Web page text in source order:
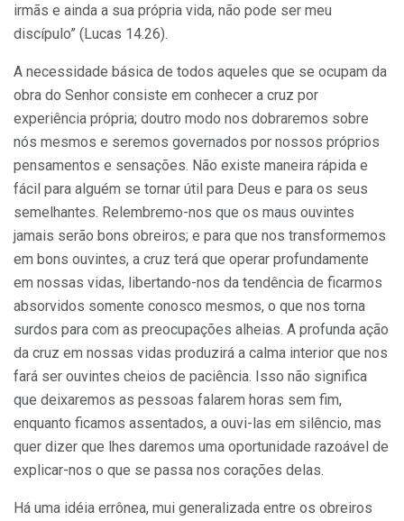
irmãs e ainda a sua própria vida, não pode ser meu
discípulo” (Lucas 14.26).
A necessidade básica de todos aqueles que se ocupam da
obra do Senhor consiste em conhecer a cruz por
experiência própria; doutro modo nos dobraremos sobre
nós mesmos e seremos governados por nossos próprios
pensamentos e sensações. Não existe maneira rápida e
fácil para alguém se tornar útil para Deus e para os seus
semelhantes. Relembremo-nos que os maus ouvintes
jamais serão bons obreiros; e para que nos transformemos
em bons ouvintes, a cruz terá que operar profundamente
em nossas vidas, libertando-nos da ten­dência de ficarmos
absorvidos somente conosco mesmos, o que nos torna
surdos para com as preocupações alheias. A profunda ação
da cruz em nossas vidas pro­duzirá a calma interior que nos
fará ser ouvintes cheios de paciência. Isso não significa
que deixaremos as pessoas falarem horas sem fim,
enquanto ficamos assen­tados, a ouvi-las em silêncio, mas
quer dizer que lhes daremos uma oportunidade razoável de
explicar-nos o que se passa nos corações delas.
Há uma idéia errônea, mui generalizada entre os obreiros